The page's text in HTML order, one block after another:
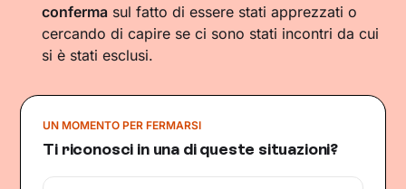
conferma sul fatto di essere stati apprezzati o
cercando di capire se ci sono stati incontri da cui
si è stati esclusi.
UN MOMENTO PER FERMARSI
Ti riconosci in una di queste situazioni?